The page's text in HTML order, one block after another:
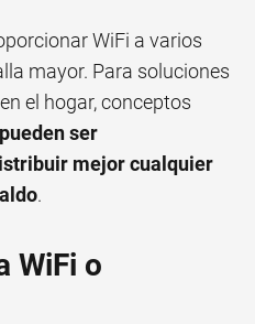
WiFi a varios
mayor. Para soluciones
el hogar, conceptos
ser
mejor cualquier
.
WiFi o